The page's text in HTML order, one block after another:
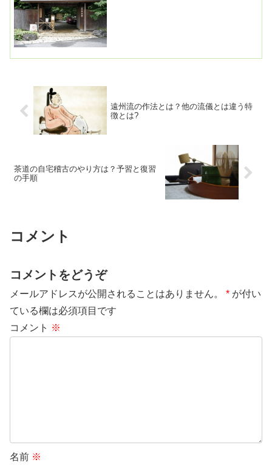
遠州流の作法とは？他の流儀とは違う特
徴とは?
茶道の自宅稽古のやり方は？予習と復習
の手順
コメント
コメントをどうぞ
メールアドレスが公開されることはありません。 * が付い
ている欄は必須項目です
コメント ※
名前 ※